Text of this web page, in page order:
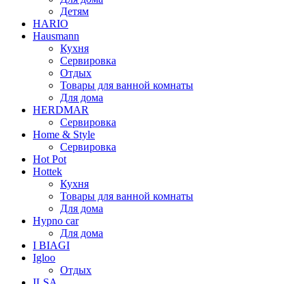
Детям
HARIO
Hausmann
Кухня
Сервировка
Отдых
Товары для ванной комнаты
Для дома
HERDMAR
Сервировка
Home & Style
Сервировка
Hot Pot
Hottek
Кухня
Товары для ванной комнаты
Для дома
Hypno car
Для дома
I BIAGI
Igloo
Отдых